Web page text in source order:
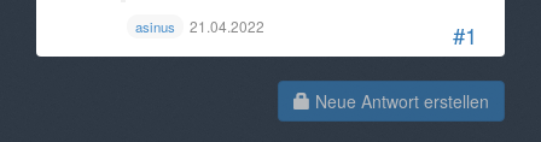
#1
asinus 21.04.2022
Neue Antwort erstellen